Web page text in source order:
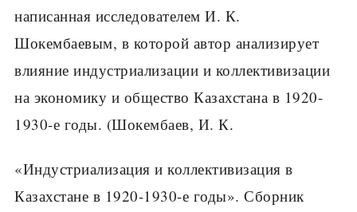
написанная исследователем И. К.
Шокембаевым, в которой автор анализирует
влияние индустриализации и коллективизации
на экономику и общество Казахстана в 1920-
1930-е годы. (Шокембаев, И. К.
«Индустриализация и коллективизация в
Казахстане в 1920-1930-е годы». Сборник